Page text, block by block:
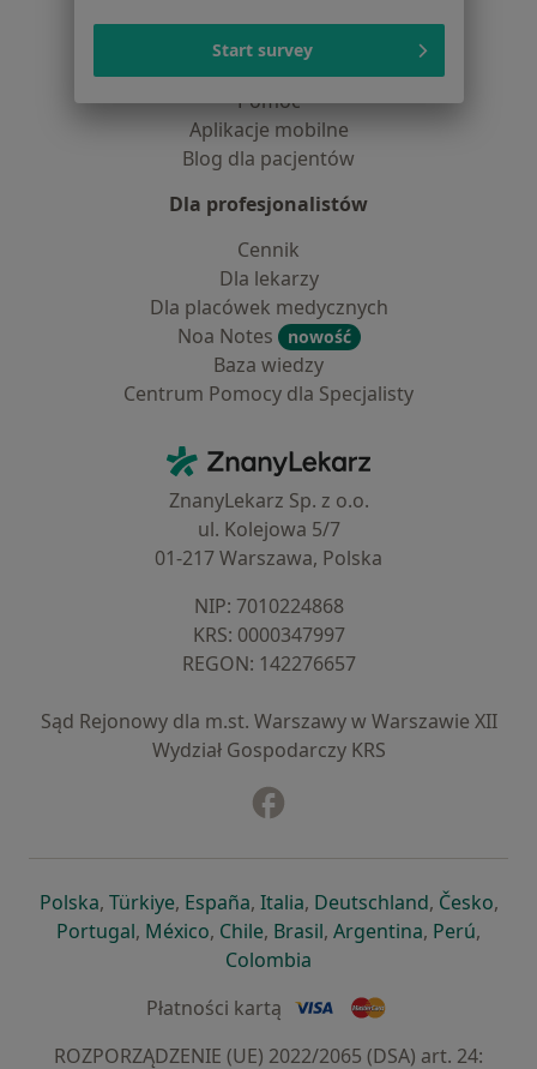
Usługi i zabiegi
Choroby
Pomoc
Aplikacje mobilne
Blog dla pacjentów
Dla profesjonalistów
Cennik
Dla lekarzy
Dla placówek medycznych
Noa Notes
nowość
Baza wiedzy
Centrum Pomocy dla Specjalisty
ZnanyLekarz - Strona główna
ZnanyLekarz Sp. z o.o.
ul. Kolejowa 5/7
01-217 Warszawa, Polska
NIP: ⁠7010224868
KRS: ⁠0000347997
REGON: ⁠142276657
Sąd Rejonowy dla m.st. Warszawy w Warszawie XII
Wydział Gospodarczy KRS
Polskaotwiera się w nowej karcie
, Türkiyeotwiera się w nowej karcie
, Españaotwiera się w nowej karcie
, Italiaotwiera się w nowej
, Deutschlandotwiera się
, Česko,
Portugalotwiera się w nowej karcie
, Méxicootwiera się w nowej karcie
, Chileotwiera się w nowej karcie
, Brasilotwiera się w nowej
, Argentinaotwiera się
, Perú,
Colombia
Płatności kartą
ROZPORZĄDZENIE (UE) 2022/2065 (DSA) art. 24:
Start survey